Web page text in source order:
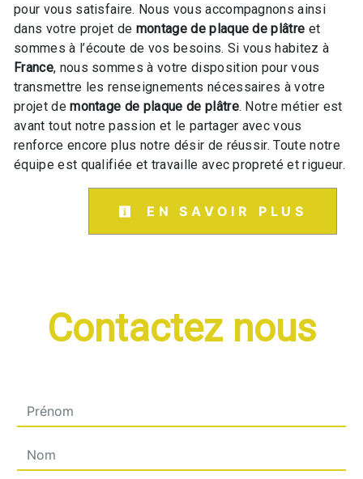
pour vous satisfaire. Nous vous accompagnons ainsi
dans votre projet de montage de plaque de plâtre et
sommes à l’écoute de vos besoins. Si vous habitez à
France, nous sommes à votre disposition pour vous
transmettre les renseignements nécessaires à votre
projet demontage de plaque de plâtre. Notre métier est
avant tout notre passion et le partager avec vous
renforce encore plus notre désir de réussir. Toute notre
équipe est qualifiée et travaille avec propreté et rigueur.
EN SAVOIR PLUS
Contactez nous